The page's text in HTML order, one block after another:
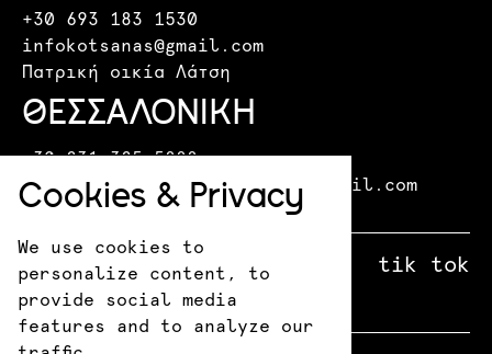
+30 693 183 1530
infokotsanas@gmail.com
Πατρική οικία Λάτση
ΘΕΣΣΑΛΟΝΙΚΗ
+30 231 325 5888
kotsanasmuseumthessaloniki@gmail.com
Λεωφόρος Μίκη Θεοδωράκη 15
facebook X instagram tik tok
Cookies & Privacy
We use cookies to
personalize content, to
provide social media
features and to analyze our